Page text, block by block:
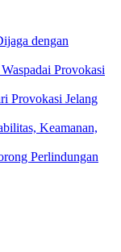
dengan
Provokasi
Provokasi Jelang
Keamanan,
Perlindungan